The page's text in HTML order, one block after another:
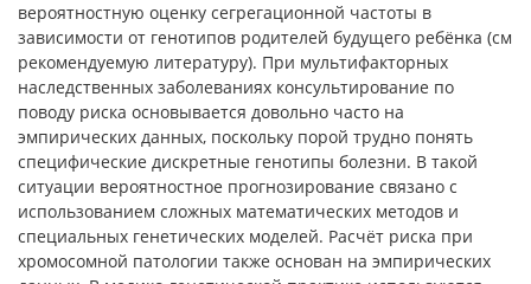
вероятностную оценку сегрегационной частоты в
зависимости от генотипов родителей будущего ребёнка (см
рекомендуемую литературу). При мультифакторных
наследственных заболеваниях консультирование по
поводу риска основывается довольно часто на
эмпирических данных, поскольку порой трудно понять
специфические дискретные генотипы болезни. В такой
ситуации вероятностное прогнозирование связано с
использованием сложных математических методов и
специальных генетических моделей. Расчёт риска при
хромосомной патологии также основан на эмпирических